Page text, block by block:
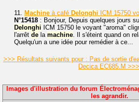
11. Machine à café Delonghi ICM 15750
N°15418 : Bonjour, Depuis quelques jours
Delonghi ICM 15750 le voyant "aroma"
l'arrêt de la machine. Il s'éteint quand on
Quelqu'un a une idée pour remédier à ce...
>>> Résultats suivants pour : Pas de sortie
Decica EC685.M >>>
Images d'illustration du forum
les agrandir.